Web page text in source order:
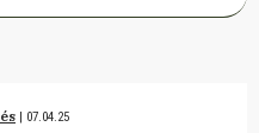
| 07.04.25